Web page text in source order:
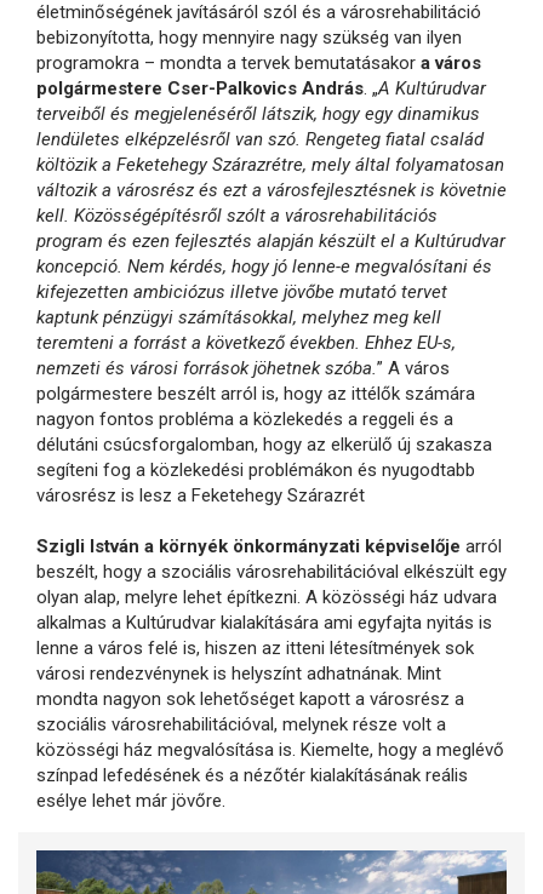
életminőségének javításáról szól és a városrehabilitáció
bebizonyította, hogy mennyire nagy szükség van ilyen
programokra – mondta a tervek bemutatásakor a város
polgármestere Cser-Palkovics András. „A Kultúrudvar
terveiből és megjelenéséről látszik, hogy egy dinamikus
lendületes elképzelésről van szó. Rengeteg fiatal család
költözik a Feketehegy Szárazrétre, mely által folyamatosan
változik a városrész és ezt a városfejlesztésnek is követnie
kell. Közösségépítésről szólt a városrehabilitációs
program és ezen fejlesztés alapján készült el a Kultúrudvar
koncepció. Nem kérdés, hogy jó lenne-e megvalósítani és
kifejezetten ambiciózus illetve jövőbe mutató tervet
kaptunk pénzügyi számításokkal, melyhez meg kell
teremteni a forrást a következő években. Ehhez EU-s,
nemzeti és városi források jöhetnek szóba.” A város
polgármestere beszélt arról is, hogy az ittélők számára
nagyon fontos probléma a közlekedés a reggeli és a
délutáni csúcsforgalomban, hogy az elkerülő új szakasza
segíteni fog a közlekedési problémákon és nyugodtabb
városrész is lesz a Feketehegy Szárazrét
Szigli István a környék önkormányzati képviselője arról
beszélt, hogy a szociális városrehabilitációval elkészült egy
olyan alap, melyre lehet építkezni. A közösségi ház udvara
alkalmas a Kultúrudvar kialakítására ami egyfajta nyitás is
lenne a város felé is, hiszen az itteni létesítmények sok
városi rendezvénynek is helyszínt adhatnának. Mint
mondta nagyon sok lehetőséget kapott a városrész a
szociális városrehabilitációval, melynek része volt a
közösségi ház megvalósítása is. Kiemelte, hogy a meglévő
színpad lefedésének és a nézőtér kialakításának reális
esélye lehet már jövőre.